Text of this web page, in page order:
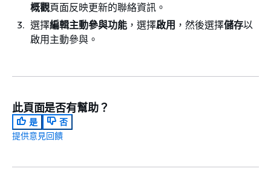
概觀頁面反映更新的聯絡資訊。
選擇編輯主動參與功能 ，選擇啟用 ，然後選擇儲存以
啟用主動參與。
此頁面是否有幫助？
是
否
提供意見回饋